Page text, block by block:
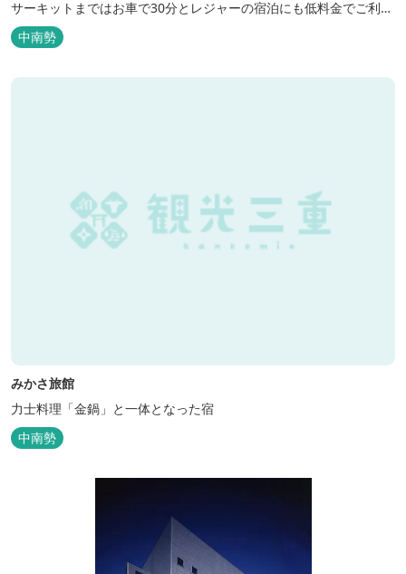
サーキットまではお車で30分とレジャーの宿泊にも低料金でご利用
いただけます。
中南勢
みかさ旅館
力士料理「金鍋」と一体となった宿
中南勢